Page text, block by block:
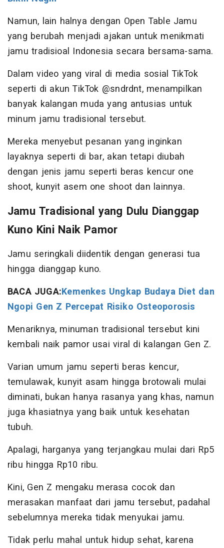
Namun, lain halnya dengan Open Table Jamu
yang berubah menjadi ajakan untuk menikmati
jamu tradisioal Indonesia secara bersama-sama.
Dalam video yang viral di media sosial TikTok
seperti di akun TikTok @sndrdnt, menampilkan
banyak kalangan muda yang antusias untuk
minum jamu tradisional tersebut.
Mereka menyebut pesanan yang inginkan
layaknya seperti di bar, akan tetapi diubah
dengan jenis jamu seperti beras kencur one
shoot, kunyit asem one shoot dan lainnya.
Jamu Tradisional yang Dulu Dianggap
Kuno Kini Naik Pamor
Jamu seringkali diidentik dengan generasi tua
hingga dianggap kuno.
BACA JUGA:Kemenkes Ungkap Budaya Diet dan
Ngopi Gen Z Percepat Risiko Osteoporosis
Menariknya, minuman tradisional tersebut kini
kembali naik pamor usai viral di kalangan Gen Z.
Varian umum jamu seperti beras kencur,
temulawak, kunyit asam hingga brotowali mulai
diminati, bukan hanya rasanya yang khas, namun
juga khasiatnya yang baik untuk kesehatan
tubuh.
Apalagi, harganya yang terjangkau mulai dari Rp5
ribu hingga Rp10 ribu.
Kini, Gen Z mengaku merasa cocok dan
merasakan manfaat dari jamu tersebut, padahal
sebelumnya mereka tidak menyukai jamu.
Tidak perlu mahal untuk hidup sehat, karena